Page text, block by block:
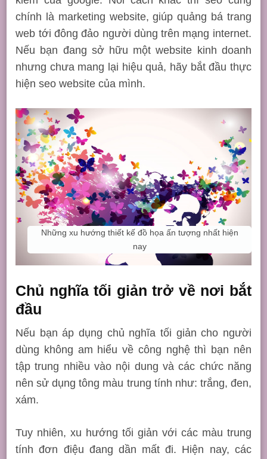
chính là marketing website, giúp quảng bá trang
web tới đông đảo người dùng trên mạng internet.
Nếu bạn đang sở hữu một website kinh doanh
nhưng chưa mang lại hiệu quả, hãy bắt đầu thực
hiện seo website của mình.
Những xu hướng thiết kế đồ họa ấn tượng nhất hiện
nay
Chủ nghĩa tối giản trở về nơi bắt
đầu
Nếu bạn áp dụng chủ nghĩa tối giản cho người
dùng không am hiểu về công nghệ thì bạn nên
tập trung nhiều vào nội dung và các chức năng
nên sử dụng tông màu trung tính như: trắng, đen,
xám.
Tuy nhiên, xu hướng tối giản với các màu trung
tính đơn điệu đang dần mất đi. Hiện nay, các